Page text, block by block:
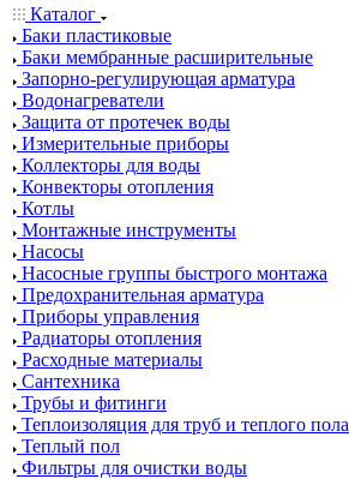
Каталог
Баки пластиковые
Баки мембранные расширительные
Запорно-регулирующая арматура
Водонагреватели
Защита от протечек воды
Измерительные приборы
Коллекторы для воды
Конвекторы отопления
Котлы
Монтажные инструменты
Насосы
Насосные группы быстрого монтажа
Предохранительная арматура
Приборы управления
Радиаторы отопления
Расходные материалы
Сантехника
Трубы и фитинги
Теплоизоляция для труб и теплого пола
Теплый пол
Фильтры для очистки воды